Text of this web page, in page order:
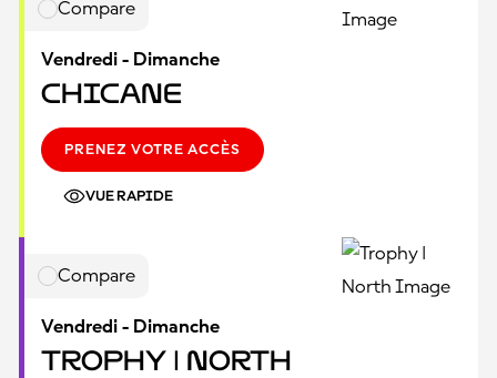
Compare
Vendredi - Dimanche
Chicane
PRENEZ VOTRE ACCÈS
VUE RAPIDE
Compare
Vendredi - Dimanche
Trophy | North